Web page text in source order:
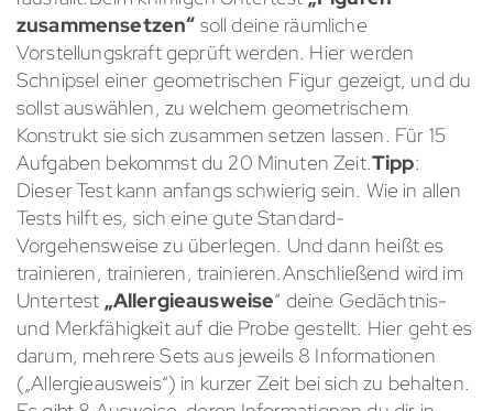
zusammensetzen“ soll deine räumliche
Vorstellungskraft geprüft werden. Hier werden
Schnipsel einer geometrischen Figur gezeigt, und du
sollst auswählen, zu welchem geometrischem
Konstrukt sie sich zusammen setzen lassen. Für 15
Aufgaben bekommst du 20 Minuten Zeit.Tipp:
Dieser Test kann anfangs schwierig sein. Wie in allen
Tests hilft es, sich eine gute Standard-
Vorgehensweise zu überlegen. Und dann heißt es
trainieren, trainieren, trainieren.Anschließend wird im
Untertest „Allergieausweise“ deine Gedächtnis-
und Merkfähigkeit auf die Probe gestellt. Hier geht es
darum, mehrere Sets aus jeweils 8 Informationen
(„Allergieausweis“) in kurzer Zeit bei sich zu behalten.